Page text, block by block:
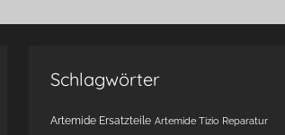
Schlagwörter
Artemide Ersatzteile Artemide Tizio Reparatur